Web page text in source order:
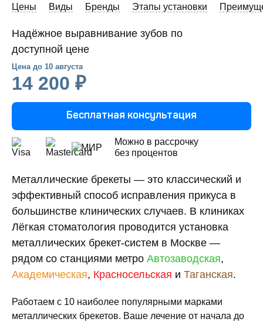
Надёжное выравнивание зубов по
доступной цене
Цена до 10 августа
14 200 ₽
Бесплатная консультация
Можно в рассрочку
без процентов
Цены Виды Бренды Этапы установки
Металлические брекеты — это классический и
эффективный способ исправления прикуса в
большинстве клинических случаев. В клиниках
Лёгкая стоматология проводится установка
металлических брекет-систем в Москве —
рядом со станциями метро Автозаводская,
Академическая, Красносельская и Таганская.
Работаем с 10 наиболее популярными марками
металлических брекетов. Ваше лечение от начала до